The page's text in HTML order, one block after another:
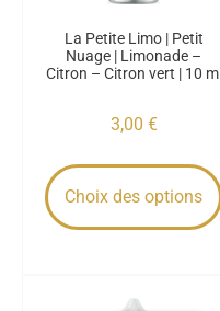
La Petite Limo | Petit
Nuage | Limonade –
Citron – Citron vert | 10 ml
3,00 €
Choix des options